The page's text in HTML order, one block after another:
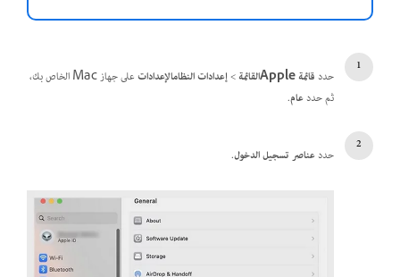
حددقائمة Apple القائمة>إعدادات النظامالإعدادات
على جهاز Mac الخاص بك،
ثم حددعام.
حددعناصر تسجيل الدخول.